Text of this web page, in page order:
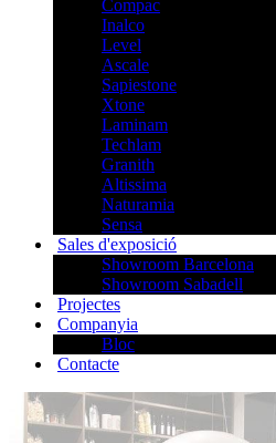
Compac
Inalco
Level
Ascale
Sapiestone
Xtone
Laminam
Techlam
Granith
Altissima
Naturamia
Sensa
Sales d'exposició
Showroom Barcelona
Showroom Sabadell
Projectes
Companyia
Bloc
Contacte